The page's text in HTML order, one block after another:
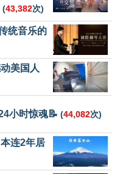
(43,382次)
统音乐的
美国人
小时惊魂📝 (44,082次)
连2年居